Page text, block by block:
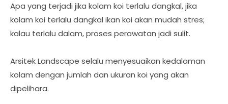
Apa yang terjadi jika kolam koi terlalu dangkal, jika
kolam koi terlalu dangkal ikan koi akan mudah stres;
kalau terlalu dalam, proses perawatan jadi sulit.
Arsitek Landscape selalu menyesuaikan kedalaman
kolam dengan jumlah dan ukuran koi yang akan
dipelihara.